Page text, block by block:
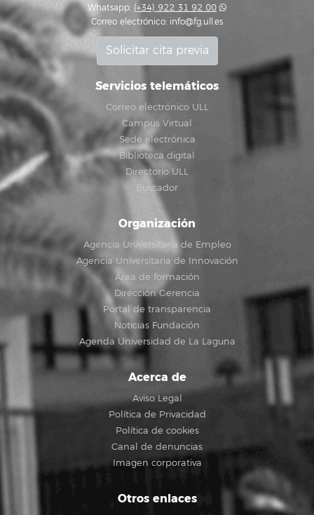
Whatsapp: (+34) 922 31 92 00
Correo electrónico: info@fg.ull.es
Solicitar cita previa
Servicios telemáticos
Correo electrónico ULL
Campus Virtual
Sede electrónica
Biblioteca digital
Directorio ULL
Buscador
Organización
Agencia Universitaria de Empleo
Agencia Universitaria de Innovación
Área de formación
Dirección Gerencia
Portal de transparencia
Noticias Fundación
Agenda Universidad de La Laguna
Acerca de
Aviso Legal
Política de Privacidad
Política de cookies
Canal de denuncias
Imagen corporativa
Otros enlaces